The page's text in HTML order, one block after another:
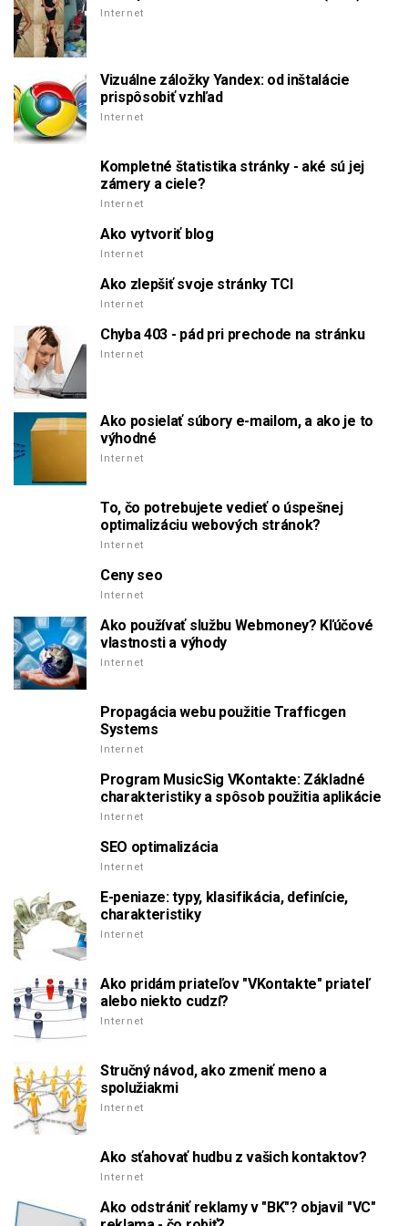
Internet
Vizuálne záložky Yandex: od inštalácie
prispôsobiť vzhľad
Internet
Kompletné štatistika stránky - aké sú jej
zámery a ciele?
Internet
Ako vytvoriť blog
Internet
Ako zlepšiť svoje stránky TCI
Internet
Chyba 403 - pád pri prechode na stránku
Internet
Ako posielať súbory e-mailom, a ako je to
výhodné
Internet
To, čo potrebujete vedieť o úspešnej
optimalizáciu webových stránok?
Internet
Ceny seo
Internet
Ako používať službu Webmoney? Kľúčové
vlastnosti a výhody
Internet
Propagácia webu použitie Trafficgen
Systems
Internet
Program MusicSig VKontakte: Základné
charakteristiky a spôsob použitia aplikácie
Internet
SEO optimalizácia
Internet
E-peniaze: typy, klasifikácia, definície,
charakteristiky
Internet
Ako pridám priateľov "VKontakte" priateľ
alebo niekto cudzí?
Internet
Stručný návod, ako zmeniť meno a
spolužiakmi
Internet
Ako sťahovať hudbu z vašich kontaktov?
Internet
Ako odstrániť reklamy v "BK"? objavil "VC"